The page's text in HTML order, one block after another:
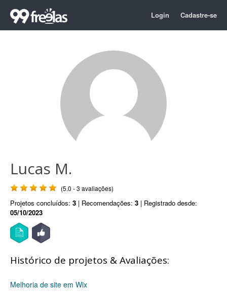
Login Cadastre-se
Lucas M.
(5.0 - 3 avaliações)
Projetos concluídos: 3 | Recomendações: 3 | Registrado desde:
05/10/2023
Histórico de projetos & Avaliações:
Melhoria de site em Wix